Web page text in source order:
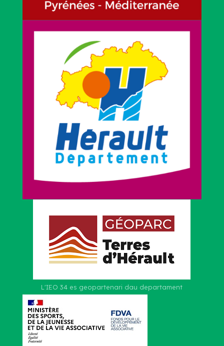
L'IEO 34 es geopartenari dau departament